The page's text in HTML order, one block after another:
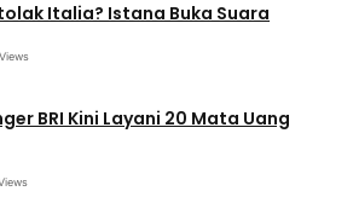
Italia? Istana Buka Suara
BRI Kini Layani 20 Mata Uang